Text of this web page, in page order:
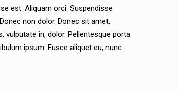
est. Aliquam orci. Suspendisse
non dolor. Donec sit amet,
vulputate in, dolor. Pellentesque porta
ipsum. Fusce aliquet eu, nunc.